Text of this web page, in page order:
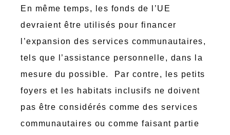
En même temps, les fonds de l’UE
devraient être utilisés pour financer
l’expansion des services communautaires,
tels que l’assistance personnelle, dans la
mesure du possible. Par contre, les petits
foyers et les habitats inclusifs ne doivent
pas être considérés comme des services
communautaires ou comme faisant partie